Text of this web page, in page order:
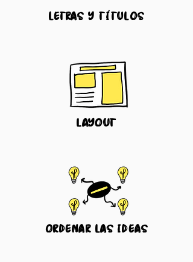
letras y títulos
layout
ordenar las ideas